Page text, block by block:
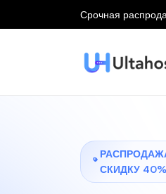
Срочная
СКИДКУ